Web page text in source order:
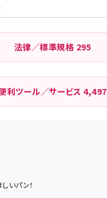
法律／標準規格 295
利ツール／サービス4,497
いパン！